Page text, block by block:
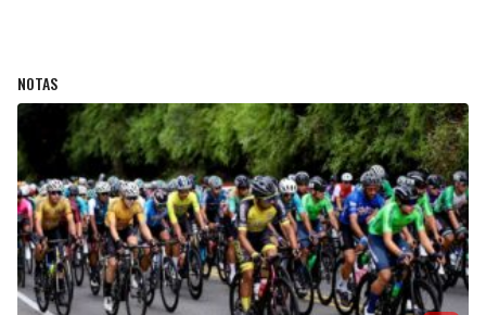
NOTAS